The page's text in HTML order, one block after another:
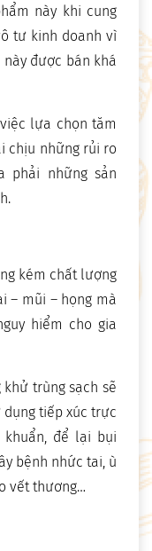
này khi cung
tư kinh doanh vì
được bán khá
lựa chọn tăm
chịu những rủi ro
phải những sản
kém chất lượng
– mũi – họng mà
hiểm cho gia
trùng sạch sẽ
tiếp xúc trực
để lại bụi
bệnh nhức tai, ù
vết thương…